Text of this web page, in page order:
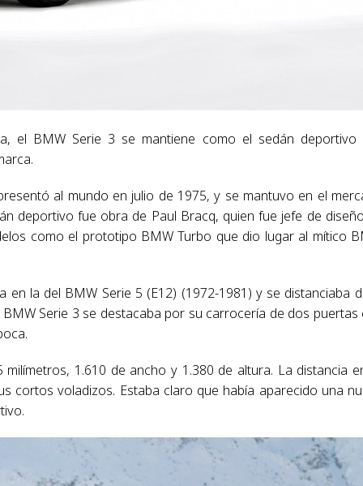
el BMW Serie 3 se mantiene como el sedán deportivo
al mundo en julio de 1975, y se mantuvo en el
deportivo fue obra de Paul Bracq, quien fue jefe de
como el prototipo BMW Turbo que dio lugar al mítico
en la del BMW Serie 5 (E12) (1972-1981) y se distanciaba
Serie 3 se destacaba por su carrocería de dos puertas
1.610 de ancho y 1.380 de altura. La distancia
cortos voladizos. Estaba claro que había aparecido una